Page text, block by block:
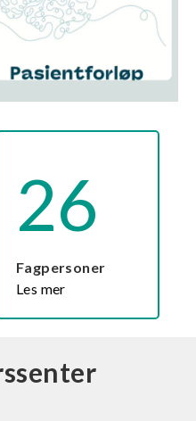
26
Les mer
Fagpersoner